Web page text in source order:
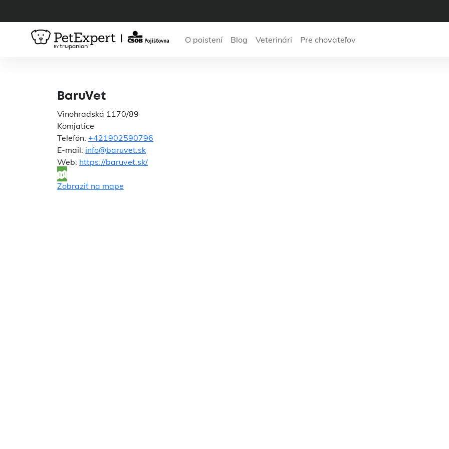
O poistení Blog Veterinári Pre chovateľov
BaruVet
Vinohradská 1170/89
Komjatice
Telefón: +421902590796
E-mail: info@baruvet.sk
Web: https://baruvet.sk/
Zobraziť na mape